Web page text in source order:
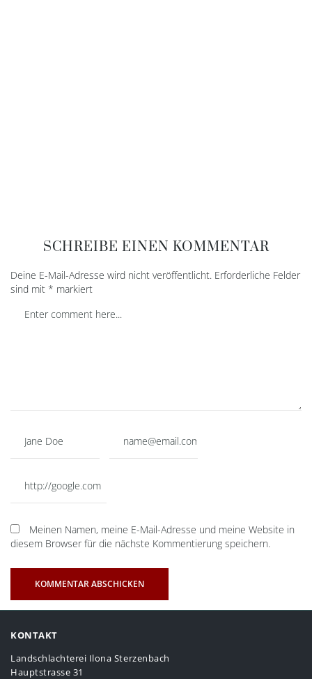
SCHREIBE EINEN KOMMENTAR
Deine E-Mail-Adresse wird nicht veröffentlicht. Erforderliche Felder
sind mit * markiert
Meinen Namen, meine E-Mail-Adresse und meine Website in
diesem Browser für die nächste Kommentierung speichern.
KONTAKT
Landschlachterei Ilona Sterzenbach
Hauptstrasse 31